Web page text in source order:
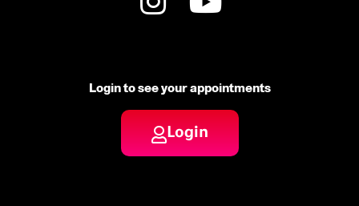
Login to see your appointments
Login